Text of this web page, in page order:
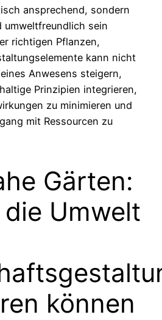
ansprechend, sondern
umweltfreundlich sein
richtigen Pflanzen,
kann nicht
Anwesens steigern,
Prinzipien integrieren,
zu minimieren und
mit Ressourcen zu
Gärten:
die Umwelt
können